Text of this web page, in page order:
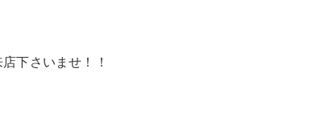
下さいませ！！